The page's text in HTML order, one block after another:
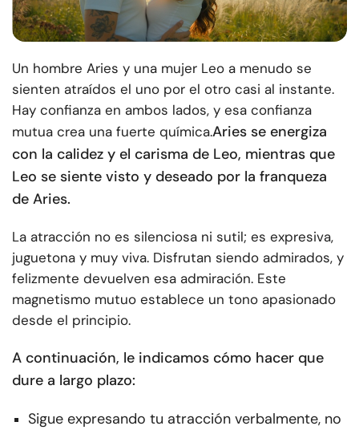
Un hombre Aries y una mujer Leo a menudo se
sienten atraídos el uno por el otro casi al instante.
Hay confianza en ambos lados, y esa confianza
mutua crea una fuerte química.Aries se energiza
con la calidez y el carisma de Leo, mientras que
Leo se siente visto y deseado por la franqueza
de Aries.
La atracción no es silenciosa ni sutil; es expresiva,
juguetona y muy viva. Disfrutan siendo admirados, y
felizmente devuelven esa admiración. Este
magnetismo mutuo establece un tono apasionado
desde el principio.
A continuación, le indicamos cómo hacer que
dure a largo plazo:
Sigue expresando tu atracción verbalmente, no